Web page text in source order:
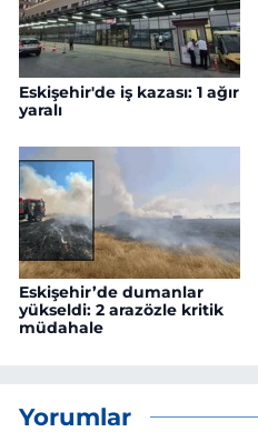
Eskişehir'de iş kazası: 1 ağır
yaralı
Eskişehir’de dumanlar
yükseldi: 2 arazözle kritik
müdahale
Yorumlar